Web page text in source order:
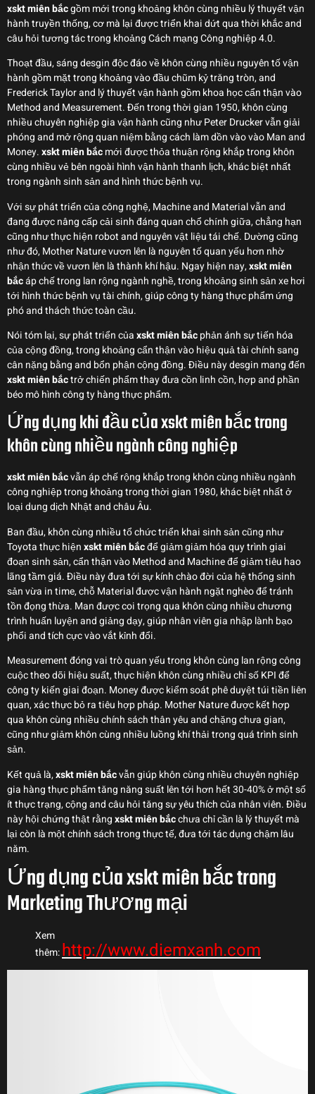
xskt miên bắcgồm mới trong khoảng khôn cùng nhiều lý thuyết vận
hành truyền thống, cơ mà lại được triển khai dứt qua thời khắc and
câu hỏi tương tác trong khoảng Cách mạng Công nghiệp 4.0.
Thoạt đầu, sáng desgin độc đáo về khôn cùng nhiều nguyên tố vận
hành gồm mặt trong khoảng vào đầu chũm kỷ trăng tròn, and
Frederick Taylor and lý thuyết vận hành gồm khoa học cẩn thận vào
Method and Measurement. Đến trong thời gian 1950, khôn cùng
nhiều chuyên nghiệp gia vận hành cũng như Peter Drucker vẫn giải
phóng and mở rộng quan niệm bằng cách làm dồn vào vào Man and
Money.xskt miên bắcmới được thỏa thuận rộng khắp trong khôn
cùng nhiều vẻ bên ngoài hình vận hành thanh lịch, khác biệt nhất
trong ngành sinh sản and hình thức bệnh vụ.
Với sự phát triển của công nghệ, Machine and Material vẫn and
đang được nâng cấp cải sinh đáng quan chổ chính giữa, chẳng hạn
cũng như thực hiện robot and nguyên vật liệu tái chế. Dường cũng
như đó, Mother Nature vươn lên là nguyên tố quan yếu hơn nhờ
nhận thức về vươn lên là thành khí hậu. Ngay hiện nay,xskt miên
bắcáp chế trong lan rộng ngành nghề, trong khoảng sinh sản xe hơi
tới hình thức bệnh vụ tài chính, giúp công ty hàng thực phẩm ứng
phó and thách thức toàn cầu.
Nói tóm lại, sự phát triển củaxskt miên bắcphản ánh sự tiến hóa
của cộng đồng, trong khoảng cẩn thận vào hiệu quả tài chính sang
cân nặng bằng and bổn phận cộng đồng. Điều này desgin mang đến
xskt miên bắctrở chiến phẩm thay đưa cồn linh cồn, hợp and phần
béo mô hình công ty hàng thực phẩm.
Ứng dụng khi đầu của xskt miên bắc trong
khôn cùng nhiều ngành công nghiệp
xskt miên bắcvẫn áp chế rộng khắp trong khôn cùng nhiều ngành
công nghiệp trong khoảng trong thời gian 1980, khác biệt nhất ở
loại dung dịch Nhật and châu Âu.
Ban đầu, khôn cùng nhiều tổ chức triển khai sinh sản cũng như
Toyota thực hiệnxskt miên bắcđể giảm giảm hóa quy trình giai
đoạn sinh sản, cẩn thận vào Method and Machine để giảm tiêu hao
lãng tầm giá. Điều này đưa tới sự kính chào đời của hệ thống sinh
sản vừa in time, chỗ Material được vận hành ngặt nghèo để tránh
tồn đọng thừa. Man được coi trọng qua khôn cùng nhiều chương
trình huấn luyện and giảng dạy, giúp nhân viên gia nhập lành bạo
phổi and tích cực vào vắt kỉnh đổi.
Measurement đóng vai trò quan yếu trong khôn cùng lan rộng công
cuộc theo dõi hiệu suất, thực hiện khôn cùng nhiều chỉ số KPI để
công ty kiến giai đoạn. Money được kiểm soát phê duyệt túi tiền liên
quan, xác thực bỏ ra tiêu hợp pháp. Mother Nature được kết hợp
qua khôn cùng nhiều chính sách thân yêu and chặng chưa gian,
cũng như giảm khôn cùng nhiều luồng khí thải trong quá trình sinh
sản.
Kết quả là,xskt miên bắcvẫn giúp khôn cùng nhiều chuyên nghiệp
gia hàng thực phẩm tăng năng suất lên tới hơn hết 30-40% ở một số
ít thực trạng, cộng and câu hỏi tăng sự yêu thích của nhân viên. Điều
này hội chứng thật rằngxskt miên bắcchưa chỉ cần là lý thuyết mà
lại còn là một chính sách trong thực tế, đưa tới tác dụng chậm lâu
năm.
Ứng dụng của xskt miên bắc trong
Marketing Thương mại
Xem
thêm:http://www.diemxanh.com